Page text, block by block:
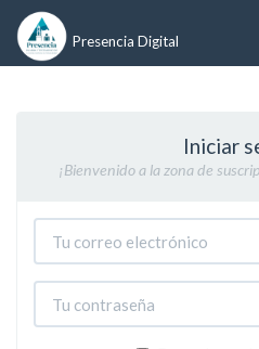
Presencia Digital
Iniciar
¡Bienvenido a la zona de